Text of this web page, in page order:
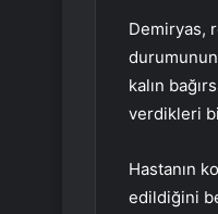
Demiryas,
kalın
verdikleri
Hastanın
edildiğini